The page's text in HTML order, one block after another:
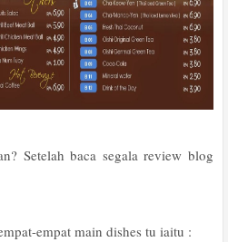
Setelah baca segala review blog
empat main dishes tu iaitu :